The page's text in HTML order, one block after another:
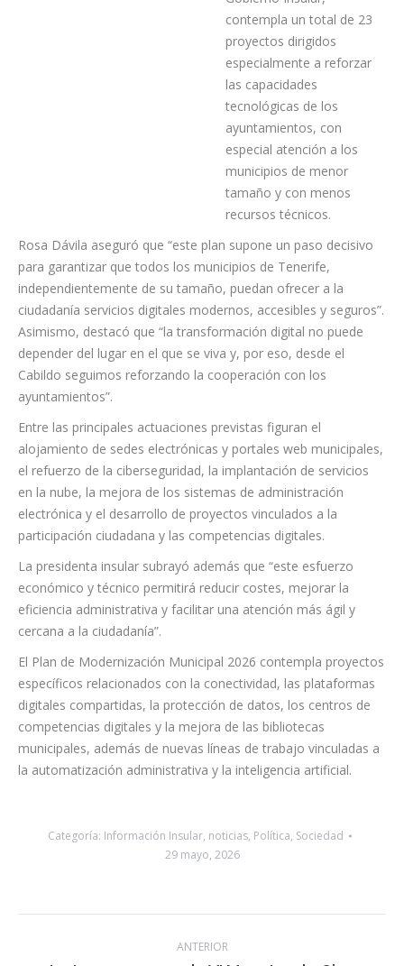
contempla un total de 23
proyectos dirigidos
especialmente a reforzar
las capacidades
tecnológicas de los
ayuntamientos, con
especial atención a los
municipios de menor
tamaño y con menos
recursos técnicos.
Rosa Dávila aseguró que “este plan supone un paso decisivo
para garantizar que todos los municipios de Tenerife,
independientemente de su tamaño, puedan ofrecer a la
ciudadanía servicios digitales modernos, accesibles y seguros”.
Asimismo, destacó que “la transformación digital no puede
depender del lugar en el que se viva y, por eso, desde el
Cabildo seguimos reforzando la cooperación con los
ayuntamientos”.
Entre las principales actuaciones previstas figuran el
alojamiento de sedes electrónicas y portales web municipales,
el refuerzo de la ciberseguridad, la implantación de servicios
en la nube, la mejora de los sistemas de administración
electrónica y el desarrollo de proyectos vinculados a la
participación ciudadana y las competencias digitales.
La presidenta insular subrayó además que “este esfuerzo
económico y técnico permitirá reducir costes, mejorar la
eficiencia administrativa y facilitar una atención más ágil y
cercana a la ciudadanía”.
El Plan de Modernización Municipal 2026 contempla proyectos
específicos relacionados con la conectividad, las plataformas
digitales compartidas, la protección de datos, los centros de
competencias digitales y la mejora de las bibliotecas
municipales, además de nuevas líneas de trabajo vinculadas a
la automatización administrativa y la inteligencia artificial.
Categoría: Información Insular, noticias, Política, Sociedad
29 mayo, 2026
ANTERIOR